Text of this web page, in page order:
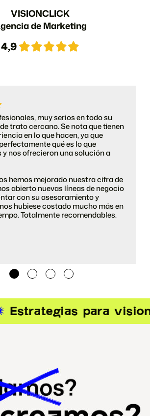
VISIONCLICK
de Marketing
4,9
muy serios en todo su
trato cercano. Se nota que tienen
en lo que hacen, ya que
qué es lo que
nos ofrecieron una solución a
hemos mejorado nuestra cifra de
abierto nuevas líneas de negocio
con su asesoramiento y
hubiese costado mucho más en
Totalmente recomendables.